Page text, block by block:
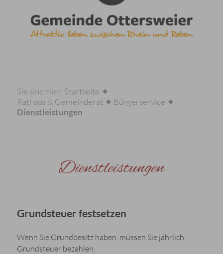
Sie sind hier: Startseite
Rathaus & Gemeinderat
Bürgerservice
Dienstleistungen
Dienstleistungen
Grundsteuer festsetzen
Wenn Sie Grundbesitz haben, müssen Sie jährlich
Grundsteuer bezahlen.